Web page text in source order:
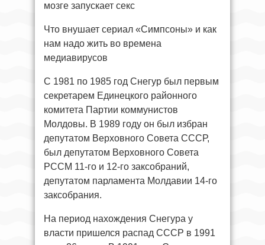
мозге запускает секс
Что внушает сериал «Симпсоны» и как
нам надо жить во времена
медиавирусов
С 1981 по 1985 год Снегур был первым
секретарем Единецкого районного
комитета Партии коммунистов
Молдовы. В 1989 году он был избран
депутатом Верховного Совета СССР,
был депутатом Верховного Совета
РССМ 11-го и 12-го заксобраний,
депутатом парламента Молдавии 14-го
заксобрания.
На период нахождения Снегура у
власти пришелся распад СССР в 1991